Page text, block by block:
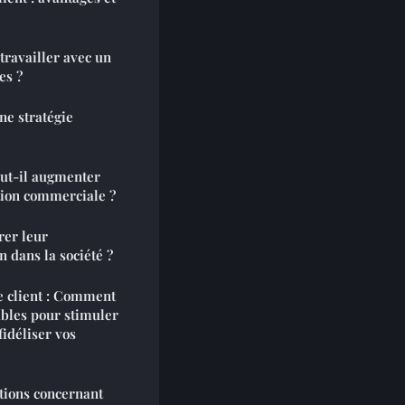
avec un
?
stratégie
il augmenter
commerciale ?
leur
dans la société ?
client : Comment
pour stimuler
vos
concernant